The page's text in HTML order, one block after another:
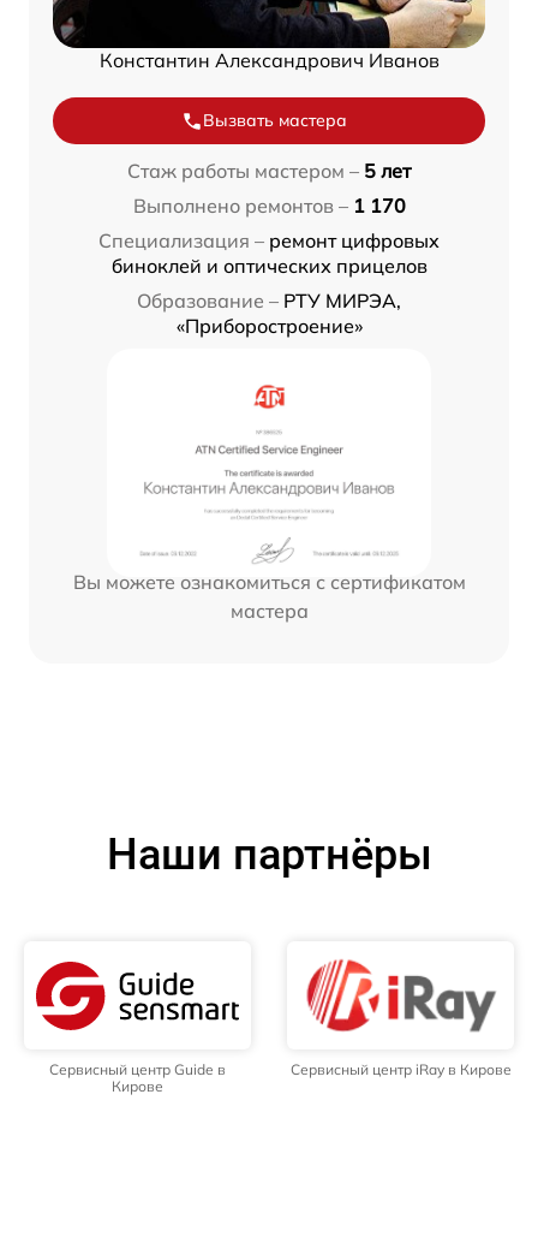
Константин Александрович Иванов
Вызвать мастера
Стаж работы мастером – 5 лет
Выполнено ремонтов – 1 170
Специализация – ремонт цифровых
биноклей и оптических прицелов
Образование – РТУ МИРЭА,
«Приборостроение»
Вы можете ознакомиться с сертификатом
мастера
Наши партнёры
Сервисный центр Guide в
Кирове
Сервисный центр iRay в Кирове